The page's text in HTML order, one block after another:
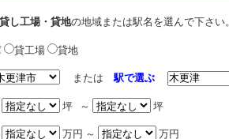
し工場・貸地の地域または駅名を選んで下さい。
貸工場 貸地
または駅で選ぶ
坪 ～ 坪
万円 ～ 万円